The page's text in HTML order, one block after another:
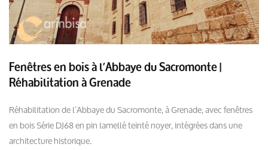
Fenêtres en bois à l’Abbaye du Sacromonte |
Réhabilitation à Grenade
Réhabilitation de l’Abbaye du Sacromonte, à Grenade, avec fenêtres
en bois Série DJ68 en pin lamellé teinté noyer, intégrées dans une
architecture historique.